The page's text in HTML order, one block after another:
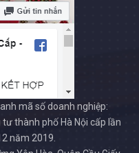
mã số doanh nghiệp:
thành phố Hà Nội cấp lần
năm 2019.